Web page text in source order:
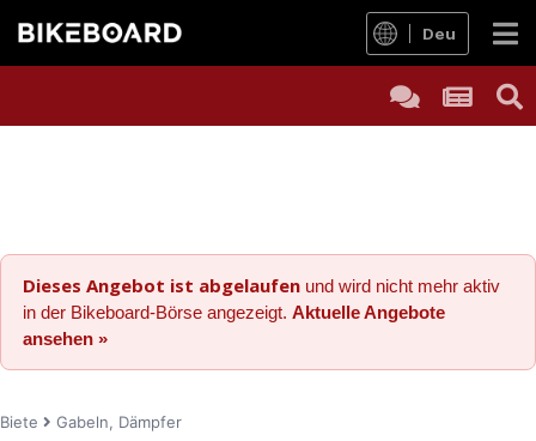
Deu
Dieses Angebot ist abgelaufen und wird nicht mehr aktiv
in der Bikeboard-Börse angezeigt. Aktuelle Angebote
ansehen »
Biete Gabeln, Dämpfer